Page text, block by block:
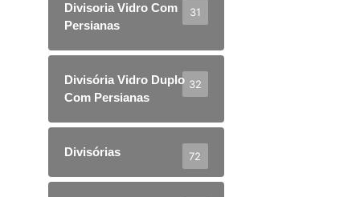
Divisoria Vidro Com
Persianas
31
Divisória Vidro Duplo
Com Persianas
32
Divisórias 72